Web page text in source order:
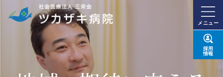
メニュー
採用
情報